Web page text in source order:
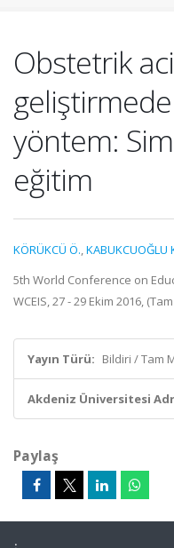
Obstetrik
yöntem:
eğitim
KÖRÜKCÜ Ö.,KABUKCUOĞLU
5th World Conference on
WCEIS, 27 - 29 Ekim 2016,
Yayın Türü: Bildiri / Tam
Akdeniz Üniversitesi
Paylaş